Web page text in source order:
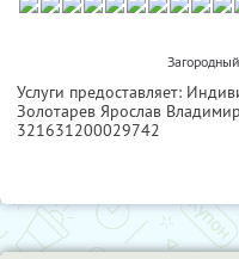
Услуги предоставляет:
Золотарев Ярослав
321631200029742